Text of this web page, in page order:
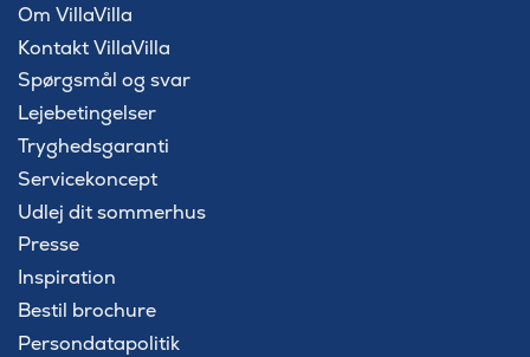
Om VillaVilla
Kontakt VillaVilla
Spørgsmål og svar
Lejebetingelser
Tryghedsgaranti
Servicekoncept
Udlej dit sommerhus
Presse
Inspiration
Bestil brochure
Persondatapolitik